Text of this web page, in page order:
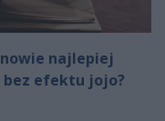
najlepiej
bez efektu jojo?